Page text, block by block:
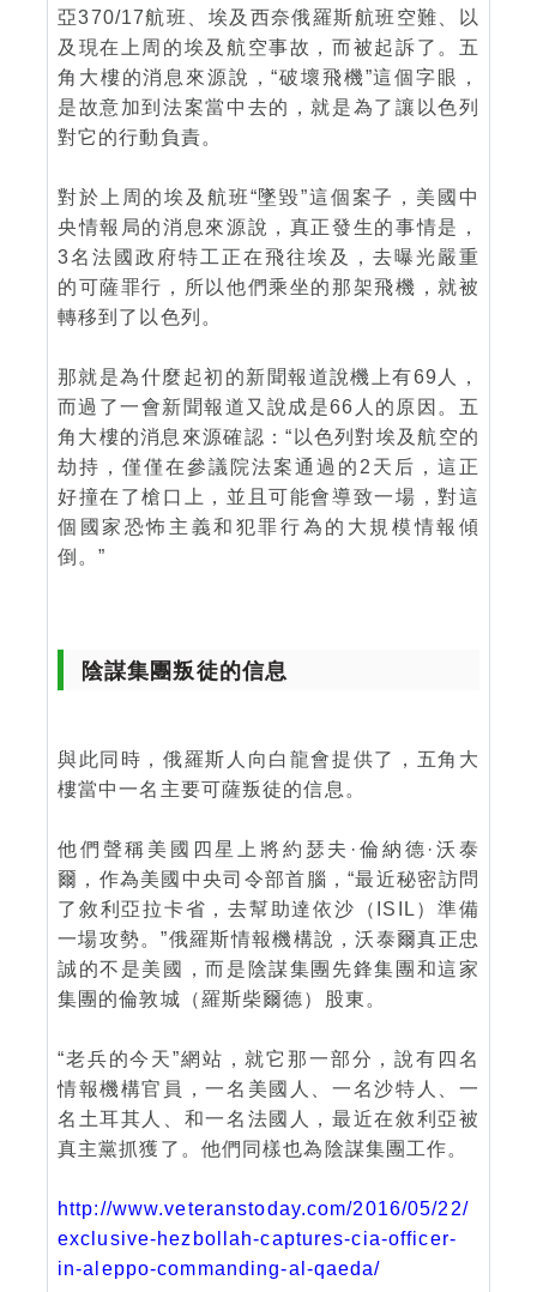
亞370/17航班、埃及西奈俄羅斯航班空難、以
及現在上周的埃及航空事故，而被起訴了。五
角大樓的消息來源說，“破壞飛機”這個字眼，
是故意加到法案當中去的，就是為了讓以色列
對它的行動負責。
對於上周的埃及航班“墜毀”這個案子，美國中
央情報局的消息來源說，真正發生的事情是，
3名法國政府特工正在飛往埃及，去曝光嚴重
的可薩罪行，所以他們乘坐的那架飛機，就被
轉移到了以色列。
那就是為什麼起初的新聞報道說機上有69人，
而過了一會新聞報道又說成是66人的原因。五
角大樓的消息來源確認：“以色列對埃及航空的
劫持，僅僅在參議院法案通過的2天后，這正
好撞在了槍口上，並且可能會導致一場，對這
個國家恐怖主義和犯罪行為的大規模情報傾
倒。”
陰謀集團叛徒的信息
與此同時，俄羅斯人向白龍會提供了，五角大
樓當中一名主要可薩叛徒的信息。
他們聲稱美國四星上將約瑟夫·倫納德·沃泰
爾，作為美國中央司令部首腦，“最近秘密訪問
了敘利亞拉卡省，去幫助達依沙（ISIL）準備
一場攻勢。”俄羅斯情報機構說，沃泰爾真正忠
誠的不是美國，而是陰謀集團先鋒集團和這家
集團的倫敦城（羅斯柴爾德）股東。
“老兵的今天”網站，就它那一部分，說有四名
情報機構官員，一名美國人、一名沙特人、一
名土耳其人、和一名法國人，最近在敘利亞被
真主黨抓獲了。他們同樣也為陰謀集團工作。
http://www.veteranstoday.com/2016/05/22/
exclusive-hezbollah-captures-cia-officer-
in-aleppo-commanding-al-qaeda/